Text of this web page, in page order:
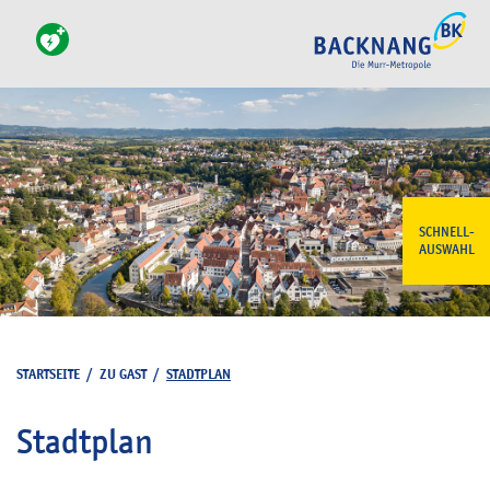
SCHNELL-
AUSWAHL
STARTSEITE / ZU GAST/ STADTPLAN
Stadtplan